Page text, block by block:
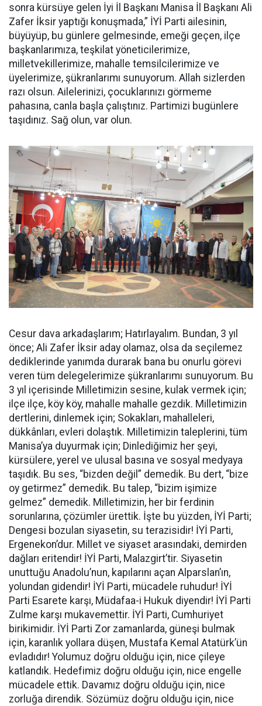
sonra kürsüye gelen İyi İl Başkanı Manisa İl Başkanı Ali
Zafer İksir yaptığı konuşmada,” İYİ Parti ailesinin,
büyüyüp, bu günlere gelmesinde, emeği geçen, ilçe
başkanlarımıza, teşkilat yöneticilerimize,
milletvekillerimize, mahalle temsilcilerimize ve
üyelerimize, şükranlarımı sunuyorum. Allah sizlerden
razı olsun. Ailelerinizi, çocuklarınızı görmeme
pahasına, canla başla çalıştınız. Partimizi bugünlere
taşıdınız. Sağ olun, var olun.
Cesur dava arkadaşlarım; Hatırlayalım. Bundan, 3 yıl
önce; Ali Zafer İksir aday olamaz, olsa da seçilemez
dediklerinde yanımda durarak bana bu onurlu görevi
veren tüm delegelerimize şükranlarımı sunuyorum. Bu
3 yıl içerisinde Milletimizin sesine, kulak vermek için;
ilçe ilçe, köy köy, mahalle mahalle gezdik. Milletimizin
dertlerini, dinlemek için; Sokakları, mahalleleri,
dükkânları, evleri dolaştık. Milletimizin taleplerini, tüm
Manisa’ya duyurmak için; Dinlediğimiz her şeyi,
kürsülere, yerel ve ulusal basına ve sosyal medyaya
taşıdık. Bu ses, “bizden değil” demedik. Bu dert, “bize
oy getirmez” demedik. Bu talep, “bizim işimize
gelmez” demedik. Milletimizin, her bir ferdinin
sorunlarına, çözümler ürettik. İşte bu yüzden, İYİ Parti;
Dengesi bozulan siyasetin, su terazisidir! İYİ Parti,
Ergenekon’dur. Millet ve siyaset arasındaki, demirden
dağları eritendir! İYİ Parti, Malazgirt’tir. Siyasetin
unuttuğu Anadolu’nun, kapılarını açan Alparslan’ın,
yolundan gidendir! İYİ Parti, mücadele ruhudur! İYİ
Parti Esarete karşı, Müdafaa-i Hukuk diyendir! İYİ Parti
Zulme karşı mukavemettir. İYİ Parti, Cumhuriyet
birikimidir. İYİ Parti Zor zamanlarda, güneşi bulmak
için, karanlık yollara düşen, Mustafa Kemal Atatürk’ün
evladıdır! Yolumuz doğru olduğu için, nice çileye
katlandık. Hedefimiz doğru olduğu için, nice engelle
mücadele ettik. Davamız doğru olduğu için, nice
zorluğa direndik. Sözümüz doğru olduğu için, nice